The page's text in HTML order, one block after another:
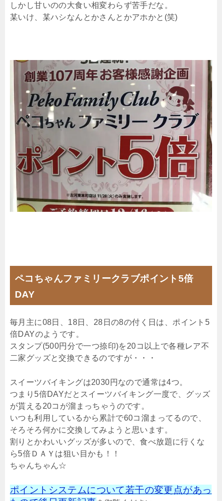
しかし甘いのの大食い相変わらず苦手だな。
某いけ、某ハシなんとかさんとかアホかと(笑)
ペコちゃんファミリークラブポイント5倍
DAY
毎月主に08日、18日、28日の8の付く日は、ポイント5
倍DAYのようです。
スタンプ(500円分で一つ捺印)を20コ以上で各種レア不
二家グッズと交換できるのですが・・・
スイーツバイキングは2030円なので通常は4つ。
つまり5倍DAYだとスイーツバイキング一度で、グッズ
が貰える20コが溜まっちゃうのです。
いつも利用しているから累計で60コ溜まってるので、
そろそろ何かに交換してみようと思います。
割りとかわいいグッズが多いので、食べ放題に行くな
ら5倍ＤＡＹは狙い目かも！！
ちゃんちゃん☆
ポイントシステムについて若干の変更点があっ